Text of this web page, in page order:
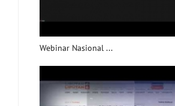
Webinar Nasional ...